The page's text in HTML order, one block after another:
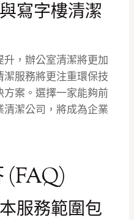
寫字樓清潔
升，辦公室清潔將更加
服務將更注重環保技
案。選擇一家能夠前
清潔公司，將成為企業
(FAQ)
服務範圍包